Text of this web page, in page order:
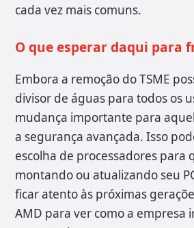
cada vez mais comuns.
O que esperar daqui para
Embora a remoção do TSME
divisor de águas para todos os
mudança importante para
a segurança avançada. Isso
escolha de processadores para
montando ou atualizando seu
ficar atento às próximas
AMD para ver como a empresa